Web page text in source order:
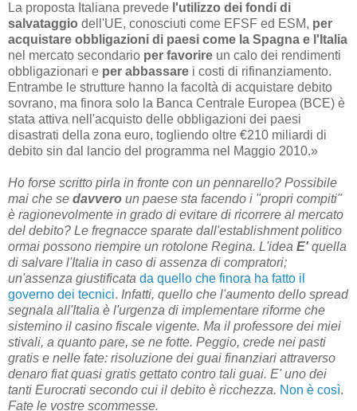
La proposta Italiana prevede l'utilizzo dei fondi di
salvataggio dell'UE, conosciuti come EFSF ed ESM, per
acquistare obbligazioni di paesi come la Spagna e l'Italia
nel mercato secondario per favorire un calo dei rendimenti
obbligazionari e per abbassare i costi di rifinanziamento.
Entrambe le strutture hanno la facoltà di acquistare debito
sovrano, ma finora solo la Banca Centrale Europea (BCE) è
stata attiva nell'acquisto delle obbligazioni dei paesi
disastrati della zona euro, togliendo oltre €210 miliardi di
debito sin dal lancio del programma nel Maggio 2010.»
Ho forse scritto pirla in fronte con un pennarello? Possibile
mai che se davvero un paese sta facendo i "propri compiti"
è ragionevolmente in grado di evitare di ricorrere al mercato
del debito? Le fregnacce sparate dall'establishment politico
ormai possono riempire un rotolone Regina. L'idea E' quella
di salvare l'Italia in caso di assenza di compratori;
un'assenza giustificata da quello che finora ha fatto il
governo dei tecnici. Infatti, quello che l'aumento dello spread
segnala all'Italia è l'urgenza di implementare riforme che
sistemino il casino fiscale vigente. Ma il professore dei miei
stivali, a quanto pare, se ne fotte. Peggio, crede nei pasti
gratis e nelle fate: risoluzione dei guai finanziari attraverso
denaro fiat quasi gratis gettato contro tali guai. E' uno dei
tanti Eurocrati secondo cui il debito è ricchezza. Non è così.
Fate le vostre scommesse.